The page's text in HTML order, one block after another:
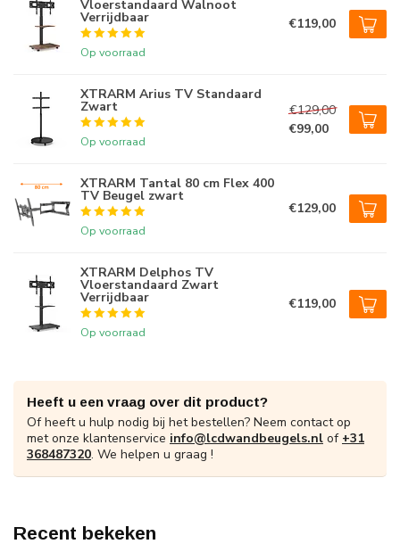
Vloerstandaard Walnoot
Verrijdbaar
Op voorraad
€119,00
XTRARM Arius TV Standaard
Zwart
Op voorraad
€129,00
€99,00
XTRARM Tantal 80 cm Flex 400
TV Beugel zwart
Op voorraad
€129,00
XTRARM Delphos TV
Vloerstandaard Zwart
Verrijdbaar
Op voorraad
€119,00
Heeft u een vraag over dit product?
Of heeft u hulp nodig bij het bestellen? Neem contact op
met onze klantenservice info@lcdwandbeugels.nl of +31
368487320. We helpen u graag !
Recent bekeken